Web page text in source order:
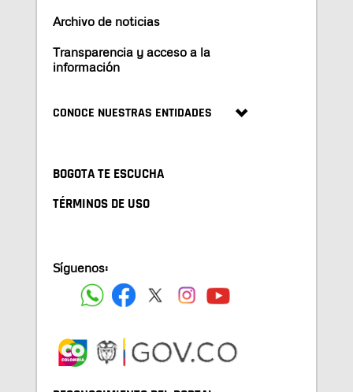
Archivo de noticias
Transparencia y acceso a la
información
CONOCE NUESTRAS ENTIDADES
BOGOTA TE ESCUCHA
TÉRMINOS DE USO
Síguenos: